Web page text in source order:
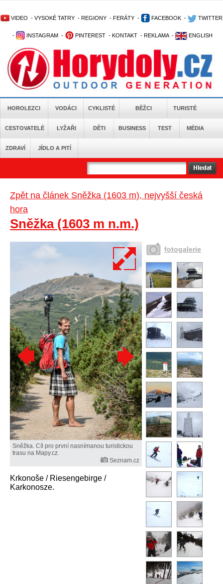
VIDEO - VYSOKÉ TATRY - REGIONY - FERÁTY - FACEBOOK - TWITTER
- INSTAGRAM - PINTEREST - KONTAKT - REKLAMA - ENGLISH
HOROLEZCI VODÁCI CYKLISTÉ BĚŽCI TURISTÉ
CESTOVATELÉ LYŽAŘI DĚTI BUSINESS TEST MÉDIA
ZDRAVÍ JÍDLO A PITÍ
Zpět na článek Sněžka (1603 m), nejvyšší česká
hora
Sněžka (1603 m n.m.)
Sněžka. Cíl pro první nasnímanou turistickou
trasu na Mapy.cz.
Seznam.cz
Krkonoše / Riesengebirge /
Karkonosze.
fotogalerie